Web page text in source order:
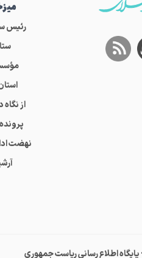
رئیس
از نگاه
نهضت
پایگاه اطلاع رسانی ریاست جمهوری